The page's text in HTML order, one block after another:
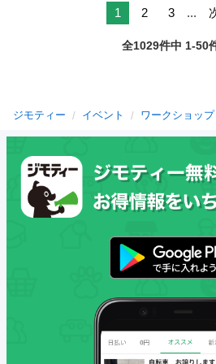
1 2 3 ...
全1029件中 1-50
ジモティー イベント ワークショップ